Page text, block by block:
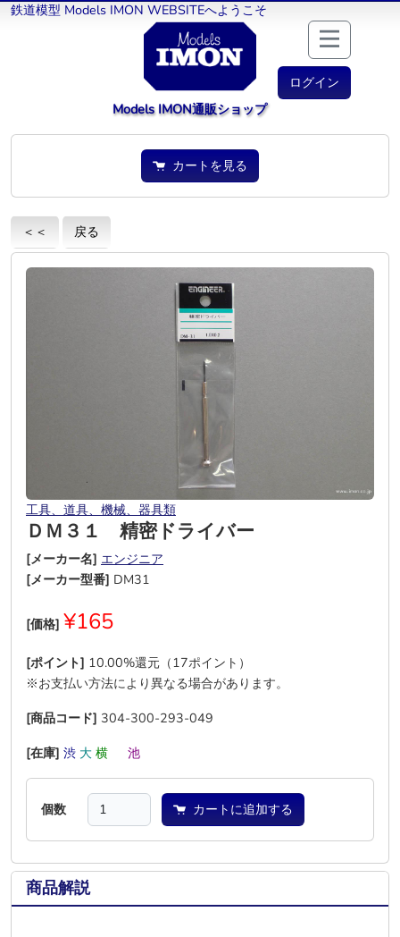
鉄道模型 Models IMON WEBSITEへようこそ
ログイン
Models IMON通販ショップ
カートを見る
＜＜ 戻る
工具、道具、機械、器具類
ＤＭ３１ 精密ドライバー
[メーカー名] エンジニア
[メーカー型番] DM31
[価格] ¥165
[ポイント] 10.00%還元（17ポイント）
※お支払い方法により異なる場合があります。
[商品コード] 304-300-293-049
[在庫] 渋 大 横 池
個数 カートに追加する
商品解説